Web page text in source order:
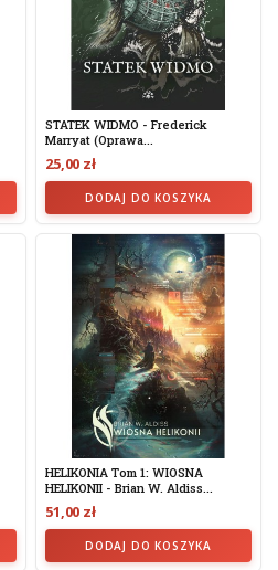
STATEK WIDMO - Frederick
Marryat (Oprawa...
25,00 zł
DODAJ DO KOSZYKA
HELIKONIA Tom 1: WIOSNA
HELIKONII - Brian W. Aldiss...
51,00 zł
DODAJ DO KOSZYKA